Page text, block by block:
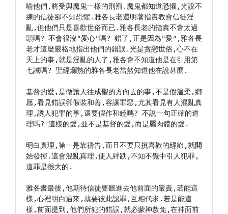
喻他們,將受與魔鬼一樣的刑罰.魔鬼都知道恐懼,光說不
練的信徒卻不知恐懼.雅各長老還明著指責教會信徒淫
亂,但他們只是喜歡世俗而已.雅各長老的指責不會太過
頭嗎? 不會很沒"愛心"嗎? 錯了,正是因為"愛",雅各長
老才這麼嚴格地指出他們的錯誤.光是貪戀世俗,心不在
天上的事,就是淫亂的人了,雅各會不知道他是在引用第
七誡嗎? 聖經爛熟的雅各長老當然知道他在說甚麼.
基督的愛,是做讓人往成聖的方向去的事,不是假溫柔,鄉
愿,看見錯誤卻假裝和善,容讓罪惡,尤其看見有人混亂真
理,誘人犯罪的事,還要假作和睦嗎? 不說一句正確的道
理嗎? 這樣的愛,並不是基督的愛,而是屬肉體的愛.
明白真理,第一是靠禱告,而且不要只挑喜歡的經節,就開
始發揮.這會混亂真理,使人絆跌,不知不覺中引人犯罪,
這罪是很大的.
雅各書最後,他期待信徒要聽進去他前面的嚴責,若能這
樣,心裡明白過來,就要彼此認罪,互相代求.若是能這
樣,前面提到,他們所犯的錯誤,就必蒙神赦免,在神面前